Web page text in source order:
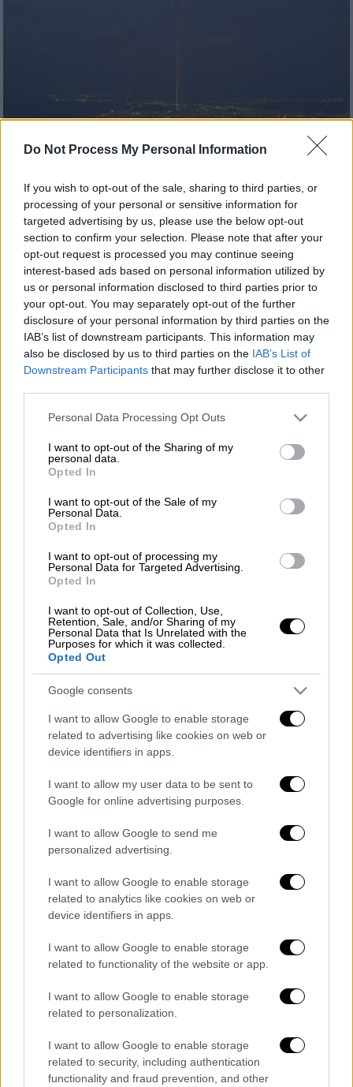
Do Not Process My Personal Information
If you wish to opt-out of the sale, sharing to third parties, or
processing of your personal or sensitive information for
targeted advertising by us, please use the below opt-out
section to confirm your selection. Please note that after your
opt-out request is processed you may continue seeing
interest-based ads based on personal information utilized by
us or personal information disclosed to third parties prior to
your opt-out. You may separately opt-out of the further
disclosure of your personal information by third parties on the
IAB’s list of downstream participants. This information may
also be disclosed by us to third parties on the IAB’s List of
Downstream Participants that may further disclose it to other
Please note that this website/app uses one or more Google
not limited to your visit or usage behaviour. You may click to
grant or deny consent to Google and its third-party tags to
use your data for below specified purposes in below Google
consent section.
Personal Data Processing Opt Outs
I want to opt-out of the Sharing of my
personal data.
Opted In
I want to opt-out of the Sale of my
Personal Data.
Opted In
I want to opt-out of processing my
Personal Data for Targeted Advertising.
Opted In
I want to opt-out of Collection, Use,
Retention, Sale, and/or Sharing of my
Personal Data that Is Unrelated with the
Purposes for which it was collected.
Opted Out
Google consents
I want to allow Google to enable storage
related to advertising like cookies on web or
device identifiers in apps.
I want to allow my user data to be sent to
Google for online advertising purposes.
I want to allow Google to send me
personalized advertising.
I want to allow Google to enable storage
related to analytics like cookies on web or
device identifiers in apps.
I want to allow Google to enable storage
related to functionality of the website or app.
I want to allow Google to enable storage
related to personalization.
I want to allow Google to enable storage
related to security, including authentication
functionality and fraud prevention, and other
Προσθέστε το ΕΘΝΟΣ στη Google
Σειρήνεςαντιαεροπορικού συναγερμού
ήχησαν το βράδυ της Παρασκευής στην
Ιερουσαλήμ, σύμφωνα με όσα μεταδίδει το
πρακτορείοReuters , επικαλούμενο
μαρτυρίες κατοίκων από την περιοχή. Οι
σειρήνες ακούστηκαν σε πολλές γειτονιές,
προκαλώντας ανησυχία στους πολίτες που
έσπευσαν να αναζητήσουν καταφύγιο.
ΔΙΑΒΑΣΤΕ ΕΠΙΣΗΣ
Κόσμος|13.06.2025 18:50
Madleen: Ακυρώθηκαν οι πτήσεις
Κινδυνεύουν να μείνουν στις
ισραηλινές φυλακές για ένα μήνα
Κόσμος|13.06.2025 19:00
επίκειται επίθεση του Ισραήλ
⚡️⚡️A ballistic missile was launched at
Jerusalem from Yemen
The Houthi missile was intercepted
by Israeli military forces, according
to Israeli sources.
— NEXTA (@nexta_tv)
ισραηλινός στρατόςεπιβεβαίωσε ότι έχει
εντοπίσει τηνεκτόξευση ενός πυραύλου
Ισραήλ. Όπως αναφέρεται σε ανακοίνωση
του στρατού, οιαμυντικές δυνάμεις
εργάζονται ήδη για τηναναχαίτισή του,
χωρίς να δίνονται μέχρι στιγμής
στόχευσης ή για το αν ο πύραυλος έχει ήδη
αναχαιτιστεί.